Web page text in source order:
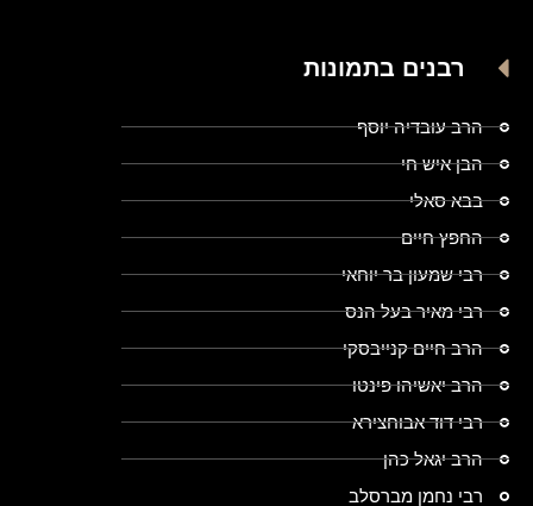
רבנים בתמונות
הרב עובדיה יוסף
הבן איש חי
בבא סאלי
החפץ חיים
רבי שמעון בר יוחאי
רבי מאיר בעל הנס
הרב חיים קנייבסקי
הרב יאשיהו פינטו
רבי דוד אבוחצירא
הרב יגאל כהן
רבי נחמן מברסלב